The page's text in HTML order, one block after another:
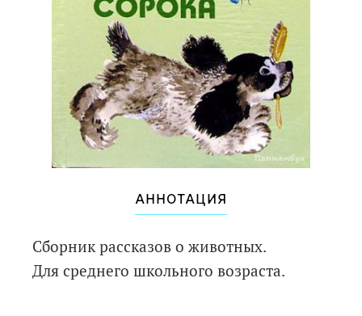
АННОТАЦИЯ
Сборник рассказов о животных.
Для среднего школьного возраста.